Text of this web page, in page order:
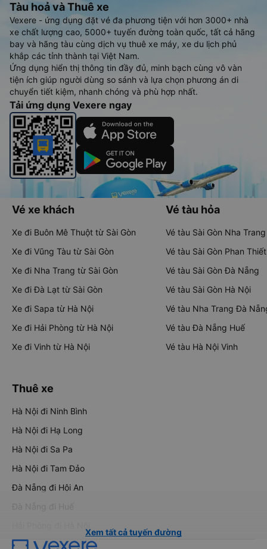
Tàu hoả và Thuê xe
Vexere - ứng dụng đặt vé đa phương tiện với hơn 3000+ nhà
xe chất lượng cao, 5000+ tuyến đường toàn quốc, tất cả hãng
bay và hãng tàu cùng dịch vụ thuê xe máy, xe du lịch phủ
khắp các tỉnh thành tại Việt Nam.
Ứng dụng hiển thị thông tin đầy đủ, minh bạch cùng vô vàn
tiện ích giúp người dùng so sánh và lựa chọn phương án di
chuyển tiết kiệm, nhanh chóng và phù hợp nhất.
Tải ứng dụng Vexere ngay
Vé xe khách
Xe đi Buôn Mê Thuột từ Sài Gòn
Xe đi Vũng Tàu từ Sài Gòn
Xe đi Nha Trang từ Sài Gòn
Xe đi Đà Lạt từ Sài Gòn
Xe đi Sapa từ Hà Nội
Xe đi Hải Phòng từ Hà Nội
Xe đi Vinh từ Hà Nội
Vé tàu hỏa
Vé tàu Sài Gòn Nha Trang
Vé tàu Sài Gòn Phan Thiết
Vé tàu Sài Gòn Đà Nẵng
Vé tàu Sài Gòn Hà Nội
Vé tàu Nha Trang Đà
Vé tàu Đà Nẵng Huế
Vé tàu Hà Nội Vinh
Thuê xe
Hà Nội đi Ninh Bình
Hà Nội đi Hạ Long
Hà Nội đi Sa Pa
Hà Nội đi Tam Đảo
Đà Nẵng đi Hội An
Đà Nẵng đi Huế
Xem tất cả tuyến đường